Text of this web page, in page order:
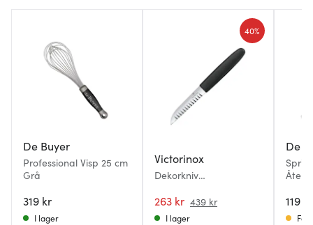
De Buyer
Professional Visp 25 cm
Grå
319 kr
I lager
Victorinox
Dekorkniv
263 kr 439 kr
40%
I lager
De
119 kr
Få